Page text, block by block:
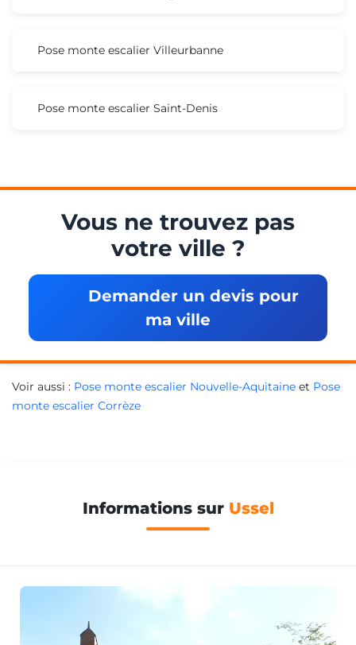
Pose monte escalier Villeurbanne
Pose monte escalier Saint-Denis
Vous ne trouvez pas
votre ville ?
Demander un devis pour
ma ville
Voir aussi : Pose monte escalier Nouvelle-Aquitaine et Pose
monte escalier Corrèze
Informations sur Ussel